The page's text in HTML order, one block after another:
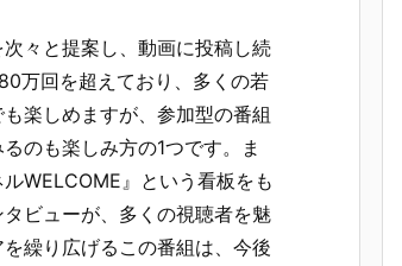
々と提案し、動画に投稿し続
万回を超えており、多くの若
楽しめますが、参加型の番組
のも楽しみ方の1つです。ま
WELCOME』という看板をも
ビューが、多くの視聴者を魅
繰り広げるこの番組は、今後